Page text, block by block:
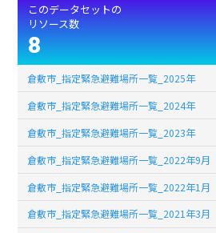
このデータセットの
リソース数
8
倉敷市_指定緊急避難場所一覧_2025年
倉敷市_指定緊急避難場所一覧_2024年
倉敷市_指定緊急避難場所一覧_2023年
倉敷市_指定緊急避難場所一覧_2022年9月
倉敷市_指定緊急避難場所一覧_2022年1月
倉敷市_指定緊急避難場所一覧_2021年3月